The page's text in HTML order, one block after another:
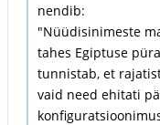
nendib:
"Nüüdisinimeste
tahes Egiptuse
tunnistab, et
vaid need ehitati